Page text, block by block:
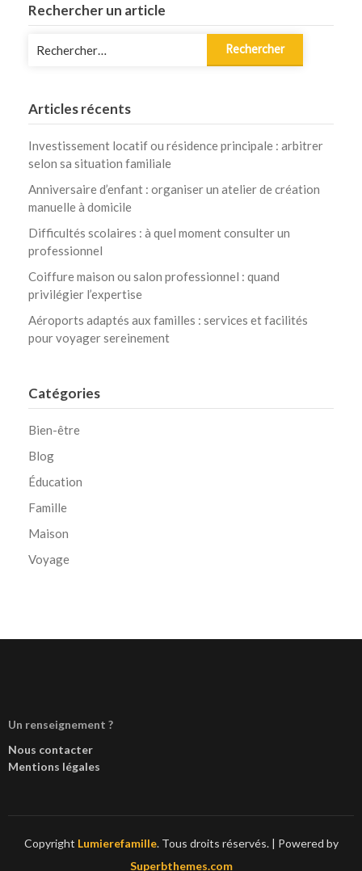
Rechercher un article
Articles récents
Investissement locatif ou résidence principale : arbitrer
selon sa situation familiale
Anniversaire d’enfant : organiser un atelier de création
manuelle à domicile
Difficultés scolaires : à quel moment consulter un
professionnel
Coiffure maison ou salon professionnel : quand
privilégier l’expertise
Aéroports adaptés aux familles : services et facilités
pour voyager sereinement
Catégories
Bien-être
Blog
Éducation
Famille
Maison
Voyage
Un renseignement ?
Nous contacter
Mentions légales
Copyright Lumierefamille. Tous droits réservés. | Powered by
Superbthemes.com